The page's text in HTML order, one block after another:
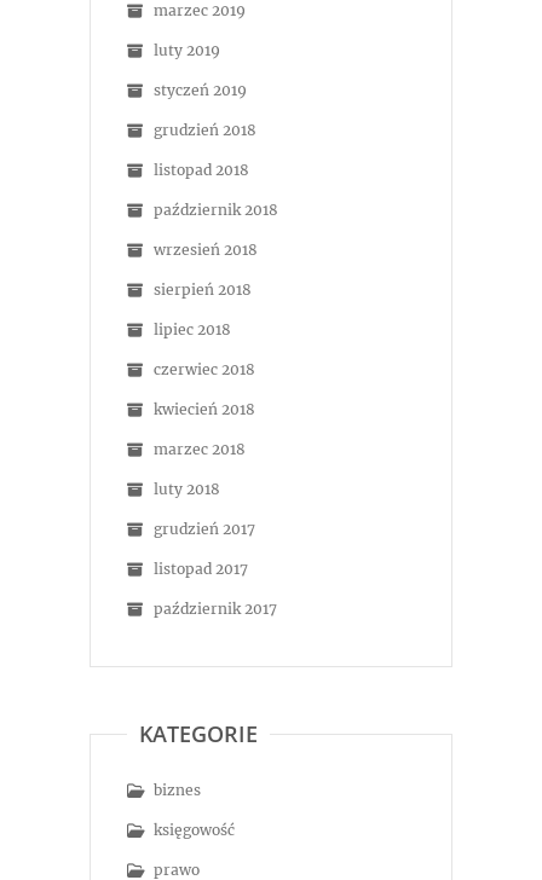
marzec 2019
luty 2019
styczeń 2019
grudzień 2018
listopad 2018
październik 2018
wrzesień 2018
sierpień 2018
lipiec 2018
czerwiec 2018
kwiecień 2018
marzec 2018
luty 2018
grudzień 2017
listopad 2017
październik 2017
KATEGORIE
biznes
księgowość
prawo